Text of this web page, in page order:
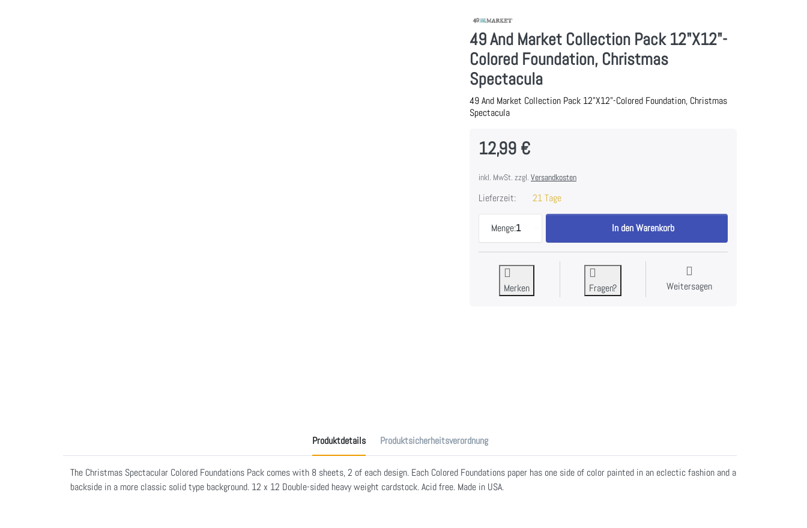
49 And Market Collection Pack 12"X12"-
Colored Foundation, Christmas
Spectacula
49 And Market Collection Pack 12"X12"-Colored Foundation, Christmas
Spectacula
12,99 €
inkl. MwSt. zzgl. Versandkosten
Lieferzeit: 21 Tage
Menge:1
49 And Market Collection Pack 12"X12"-Colored Foundation,
In den Warenkorb
Merken Fragen? Weitersagen
Produktdetails Produktsicherheitsverordnung
The Christmas Spectacular Colored Foundations Pack comes with 8 sheets, 2 of each design. Each Colored Foundations paper has one side of color painted in an eclectic fashion and a
backside in a more classic solid type background. 12 x 12 Double-sided heavy weight cardstock. Acid free. Made in USA.